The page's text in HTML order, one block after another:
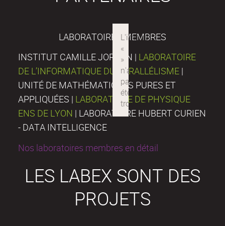
LABORATOIRES MEMBRES
INSTITUT CAMILLE JORDAN | LABORATOIRE
DE L’INFORMATIQUE DU PARALLÉLISME |
UNITÉ DE MATHÉMATIQUES PURES ET
APPLIQUÉES | LABORATOIRE DE PHYSIQUE
ENS DE LYON | LABORATOIRE HUBERT CURIEN
- DATA INTELLIGENCE
Nos laboratoires membres en détail
LES LABEX SONT DES
PROJETS